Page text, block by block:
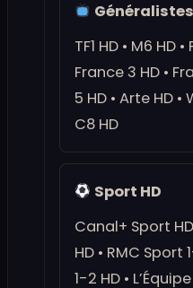
Généralistes
TF1 HD • M6 HD
France 3 HD •
5 HD • Arte HD •
C8 HD
Sport HD
Canal+ Sport
HD • RMC Sport
1-2 HD •